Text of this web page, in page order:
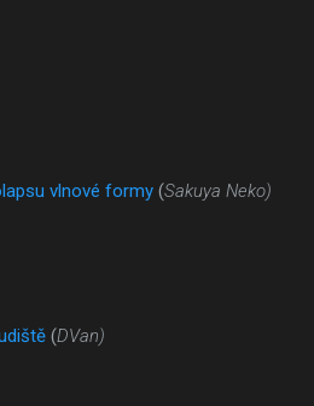
vlnové formy (Sakuya Neko)
(DVan)